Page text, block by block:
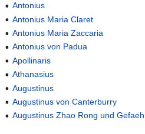
Antonius
Antonius Maria Claret
Antonius Maria Zaccaria
Antonius von Padua
Apollinaris
Athanasius
Augustinus
Augustinus von Canterburry
Augustinus Zhao Rong und